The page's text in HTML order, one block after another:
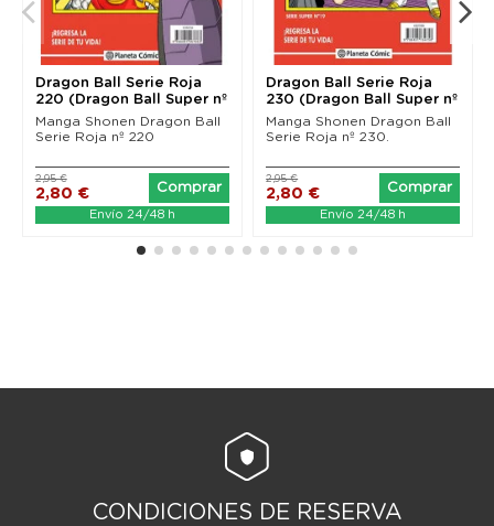
Dragon Ball Serie Roja
220 (Dragon Ball Super nº
9)
Manga Shonen Dragon Ball
Serie Roja nº 220
2,80 €
2,95 €
Comprar
Envío 24/48 h
Dragon Ball Serie Roja
230 (Dragon Ball Super nº
19)
Manga Shonen Dragon Ball
Serie Roja nº 230.
2,80 €
2,95 €
Comprar
Envío 24/48 h
CONDICIONES DE RESERVA